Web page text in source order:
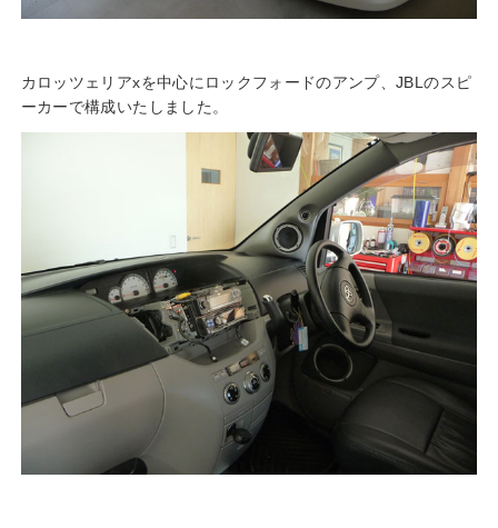
カロッツェリアxを中心にロックフォードのアンプ、JBLのスピ
ーカーで構成いたしました。